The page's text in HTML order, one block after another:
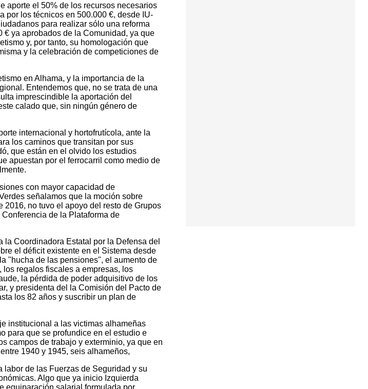
aporte el 50% de los recursos necesarios
por los técnicos en 500.000 €, desde IU-
para realizar sólo una reforma
ya aprobados de la Comunidad, ya que
y, por tanto, su homologación que
y la celebración de competiciones de
en Alhama, y la importancia de la
Entendemos que, no se trata de una
imprescindible la aportación del
calado que, sin ningún género de
internacional y hortofrutícola, ante la
los caminos que transitan por sus
que están en el olvido los estudios
apuestan por el ferrocarril como medio de
con mayor capacidad de
señalamos que la moción sobre
no tuvo el apoyo del resto de Grupos
de la Plataforma de
Coordinadora Estatal por la Defensa del
el déficit existente en el Sistema desde
"hucha de las pensiones", el aumento de
los regalos fiscales a empresas, los
la pérdida de poder adquisitivo de los
y presidenta del la Comisión del Pacto de
los 82 años y suscribir un plan de
institucional a las victimas alhameñas
para que se profundice en el estudio e
campos de trabajo y exterminio, ya que en
1940 y 1945, seis alhameños,
labor de las Fuerzas de Seguridad y su
Algo que ya inicio Izquierda
equiparación salarial formulada por